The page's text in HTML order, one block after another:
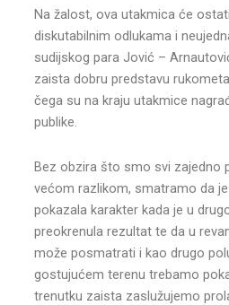
Na žalost, ova utakmica će
diskutabilnim odlukama i
sudijskog para Jović –
zaista dobru predstavu
čega su na kraju utakmice
publike.
Bez obzira što smo svi zajedno
većom razlikom, smatramo da
pokazala karakter kada je u
preokrenula rezultat te da u
može posmatrati i kao drugo
gostujućem terenu trebamo
trenutku zaista zaslužujemo